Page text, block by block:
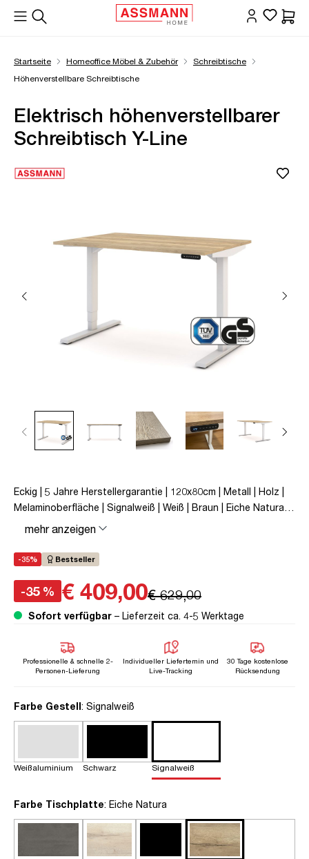
springen
Startseite Homeoffice Möbel & Zubehör
Schreibtische
Höhenverstellbare Schreibtische
Elektrisch höhenverstellbarer
Schreibtisch Y-Line
Eckig | 5 Jahre Herstellergarantie | 120x80cm | Metall | Holz |
Melaminoberfläche | Signalweiß | Weiß | Braun | Eiche Natura |
Schreibtisch | höhenverstellbar | unmontiert | Y-Line | bis zu
80 kg | Steckertyp C | Eiche Natura | TÜV© mobiles Arbeiten |
Kollisions-Schutz | Elektrisch höhenverstellbar |
mehr anzeigen
-35% Bestseller
-35 % € 409,00€ 629,00
Sofort verfügbar – Lieferzeit ca. 4-5 Werktage
Professionelle & schnelle 2-
Personen-Lieferung
Individueller Liefertemin und
Live-Tracking
30 Tage kostenlose
Rücksendung
Farbe Gestellauswählen
: Signalweiß
Weißaluminium Schwarz Signalweiß
Farbe Tischplatteauswählen
: Eiche Natura